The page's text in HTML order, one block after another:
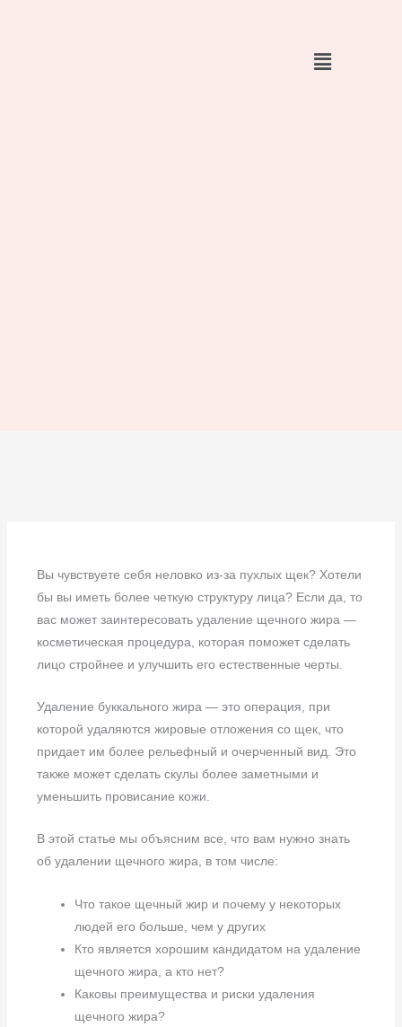
Вы чувствуете себя неловко из-за пухлых щек? Хотели
бы вы иметь более четкую структуру лица? Если да, то
вас может заинтересовать удаление щечного жира —
косметическая процедура, которая поможет сделать
лицо стройнее и улучшить его естественные черты.
Удаление буккального жира — это операция, при
которой удаляются жировые отложения со щек, что
придает им более рельефный и очерченный вид. Это
также может сделать скулы более заметными и
уменьшить провисание кожи.
В этой статье мы объясним все, что вам нужно знать
об удалении щечного жира, в том числе:
Что такое щечный жир и почему у некоторых
людей его больше, чем у других
Кто является хорошим кандидатом на удаление
щечного жира, а кто нет?
Каковы преимущества и риски удаления
щечного жира?